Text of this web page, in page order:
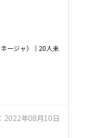
ージャ）｜20人未
2022年08月10日